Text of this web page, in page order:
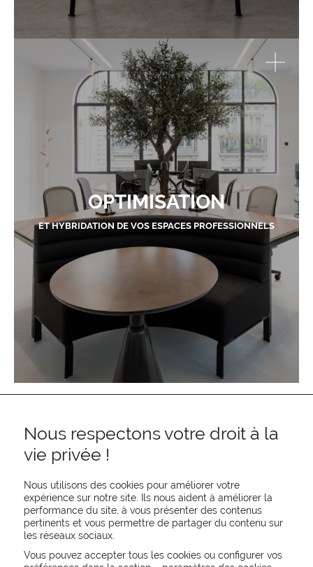
OPTIMISATION
ET HYBRIDATION DE VOS ESPACES PROFESSIONNELS
REJOIGNEZ-NOUS
CONTACTEZ-NOUS
Nous respectons votre droit à la
vie privée !
Nous utilisons des cookies pour améliorer votre
expérience sur notre site. Ils nous aident à améliorer la
performance du site, à vous présenter des contenus
pertinents et vous permettre de partager du contenu sur
les réseaux sociaux.
Vous pouvez accepter tous les cookies ou configurer vos